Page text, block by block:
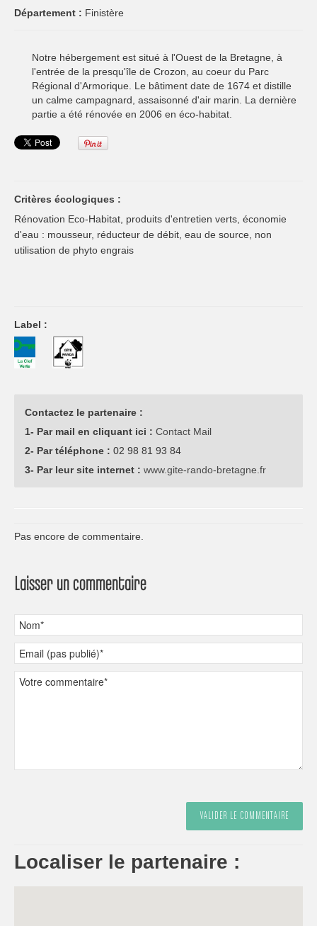
Département : Finistère
Notre hébergement est situé à l'Ouest de la Bretagne, à
l'entrée de la presqu'île de Crozon, au coeur du Parc
Régional d'Armorique. Le bâtiment date de 1674 et distille
un calme campagnard, assaisonné d'air marin. La dernière
partie a été rénovée en 2006 en éco-habitat.
Critères écologiques :
Rénovation Eco-Habitat, produits d'entretien verts, économie
d'eau : mousseur, réducteur de débit, eau de source, non
utilisation de phyto engrais
Label :
Contactez le partenaire :
1- Par mail en cliquant ici : Contact Mail
2- Par téléphone : 02 98 81 93 84
3- Par leur site internet : www.gite-rando-bretagne.fr
Pas encore de commentaire.
Laisser un commentaire
Localiser le partenaire :